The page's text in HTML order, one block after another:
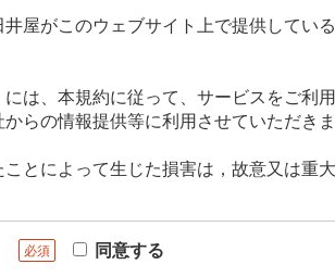
屋がこのウェブサイト上で提供してい
は、本規約に従って、サービスをご利
らの情報提供等に利用させていただきま
とによって生じた損害は，故意又は重
必須 同意する